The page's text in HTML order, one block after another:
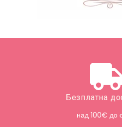
Безплатна
над 100€ до